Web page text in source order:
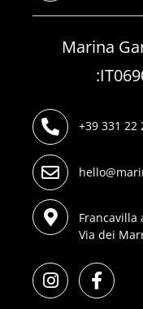
Marina
+39 331 22
Francavilla
Via dei